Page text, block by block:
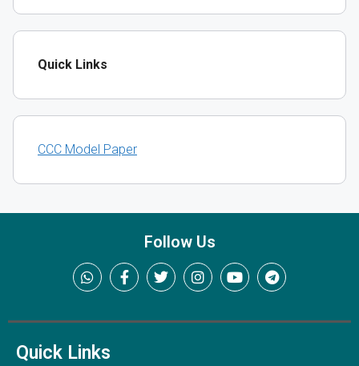
Quick Links
CCC Model Paper
Follow Us
Quick Links